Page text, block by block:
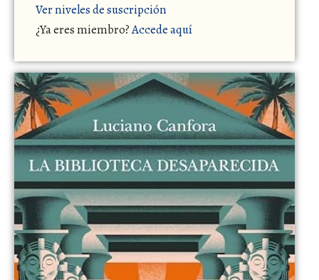
Ver niveles de suscripción
¿Ya eres miembro?Accede aquí